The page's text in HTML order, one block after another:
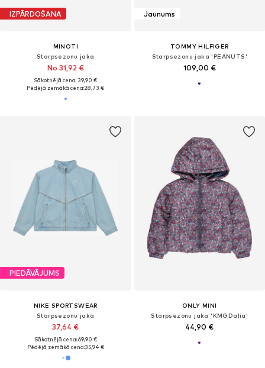
IZPĀRDOŠANA
MINOTI
Starpsezonu jaka
No 31,92 €
Sākotnējā cena: 39,90 €
Pēdējā zemākā cena:28,73 €
Jaunums
TOMMY HILFIGER
Starpsezonu jaka 'PEANUTS'
109,00 €
PIEDĀVĀJUMS
NIKE SPORTSWEAR
Starpsezonu jaka
37,64 €
Sākotnējā cena: 69,90 €
Pēdējā zemākā cena:35,94 €
ONLY MINI
Starpsezonu jaka 'KMGDalia'
44,90 €